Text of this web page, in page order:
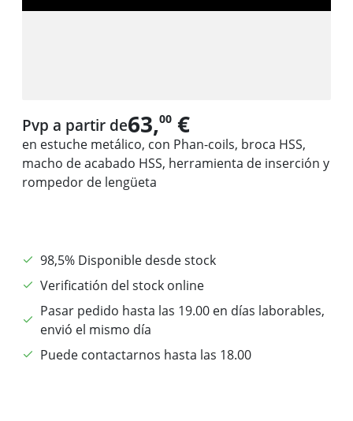
Pvp a partir de63,00 €
en estuche metálico, con Phan-coils, broca HSS,
macho de acabado HSS, herramienta de inserción y
rompedor de lengüeta
98,5% Disponible desde stock
Verificatión del stock online
Pasar pedido hasta las 19.00 en días laborables,
envió el mismo día
Puede contactarnos hasta las 18.00